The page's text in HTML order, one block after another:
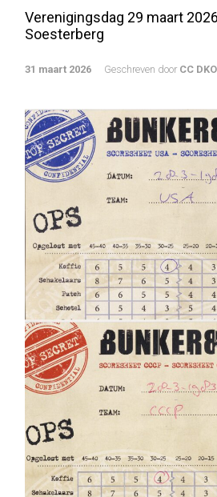
Verenigingsdag 29 maart
Soesterberg
31 maart 2026 Geschreven door CC DKO